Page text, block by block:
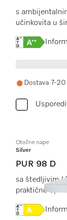
s
učinkovita u
Online
Dostava 7-20
Otočne nape
Silver
PUR 98 D
sa štedljivim
praktično
Online